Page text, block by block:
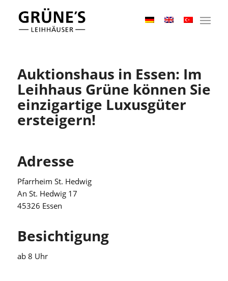
Auktionshaus in Essen: Im
Leihhaus Grüne können Sie
einzigartige Luxusgüter
ersteigern!
Adresse
Pfarrheim St. Hedwig
An St. Hedwig 17
45326 Essen
Besichtigung
ab 8 Uhr